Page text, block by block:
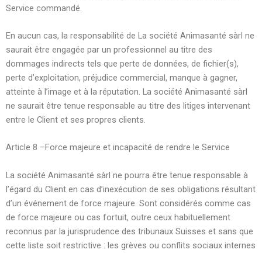
Service commandé.
En aucun cas, la responsabilité de La société Animasanté sàrl ne
saurait être engagée par un professionnel au titre des
dommages indirects tels que perte de données, de fichier(s),
perte d’exploitation, préjudice commercial, manque à gagner,
atteinte à l’image et à la réputation. La société Animasanté sàrl
ne saurait être tenue responsable au titre des litiges intervenant
entre le Client et ses propres clients.
Article 8 –Force majeure et incapacité de rendre le Service
La société Animasanté sàrl ne pourra être tenue responsable à
l’égard du Client en cas d’inexécution de ses obligations résultant
d’un événement de force majeure. Sont considérés comme cas
de force majeure ou cas fortuit, outre ceux habituellement
reconnus par la jurisprudence des tribunaux Suisses et sans que
cette liste soit restrictive : les grèves ou conflits sociaux internes